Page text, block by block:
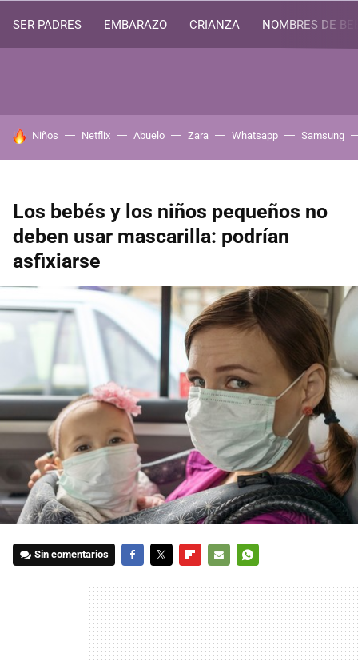
SER PADRES EMBARAZO CRIANZA NOMBRES DE
HOY SE HABLA DE
Niños Netflix Abuelo Zara Whatsapp Samsung
Los bebés y los niños pequeños no
deben usar mascarilla: podrían
asfixiarse
Sin comentarios
MAIL